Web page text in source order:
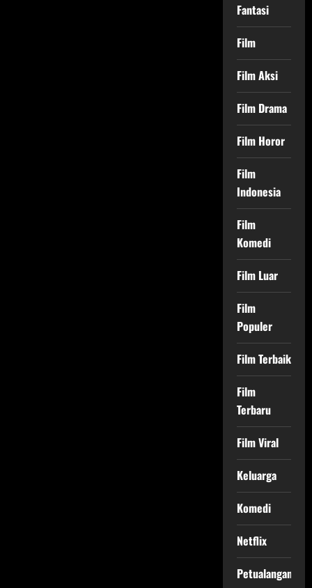
Fantasi
Film
Film Aksi
Film Drama
Film Horor
Film
Indonesia
Film
Komedi
Film Luar
Film
Populer
Film Terbaik
Film
Terbaru
Film Viral
Keluarga
Komedi
Netflix
Petualangan